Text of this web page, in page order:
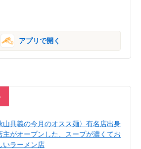
アプリで開く
山具義の今月のオスス麺〉有名店出身
主がオープンした、スープが濃くてお
いラーメン店